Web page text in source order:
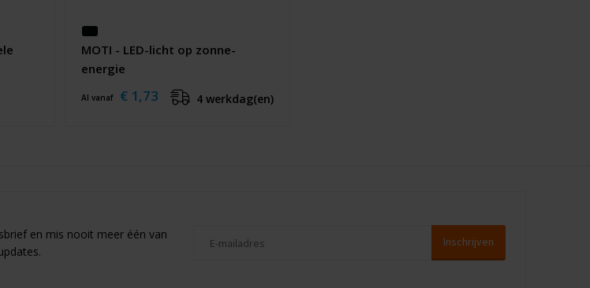
MOTI - LED-licht op zonne-
energie
Al vanaf € 1,73 4 werkdag(en)
en mis nooit meer één van